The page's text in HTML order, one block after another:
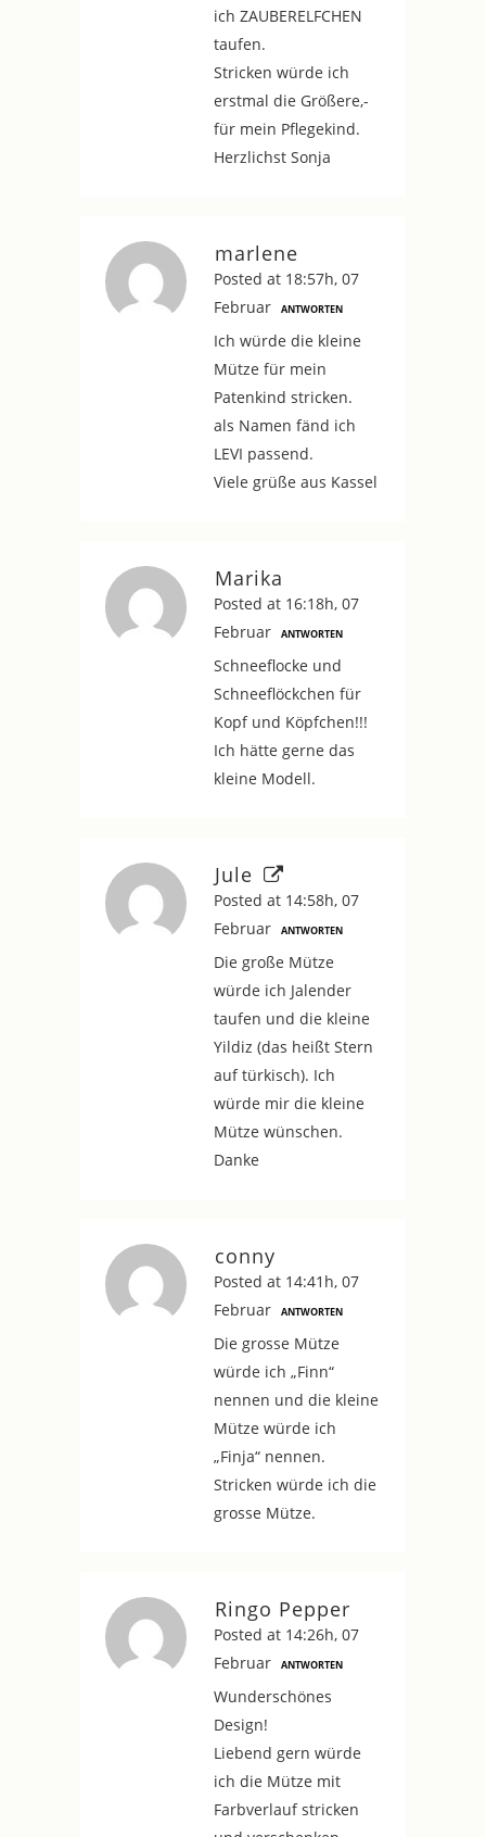
ich ZAUBERELFCHEN
taufen.
Stricken würde ich
erstmal die Größere,-
für mein Pflegekind.
Herzlichst Sonja
marlene
Posted at 18:57h, 07
Februar
ANTWORTEN
Ich würde die kleine
Mütze für mein
Patenkind stricken.
als Namen fänd ich
LEVI passend.
Viele grüße aus Kassel
Marika
Posted at 16:18h, 07
Februar
ANTWORTEN
Schneeflocke und
Schneeflöckchen für
Kopf und Köpfchen!!!
Ich hätte gerne das
kleine Modell.
Jule
Posted at 14:58h, 07
Februar
ANTWORTEN
Die große Mütze
würde ich Jalender
taufen und die kleine
Yildiz (das heißt Stern
auf türkisch). Ich
würde mir die kleine
Mütze wünschen.
Danke
conny
Posted at 14:41h, 07
Februar
ANTWORTEN
Die grosse Mütze
würde ich „Finn“
nennen und die kleine
Mütze würde ich
„Finja“ nennen.
Stricken würde ich die
grosse Mütze.
Ringo Pepper
Posted at 14:26h, 07
Februar
ANTWORTEN
Wunderschönes
Design!
Liebend gern würde
ich die Mütze mit
Farbverlauf stricken